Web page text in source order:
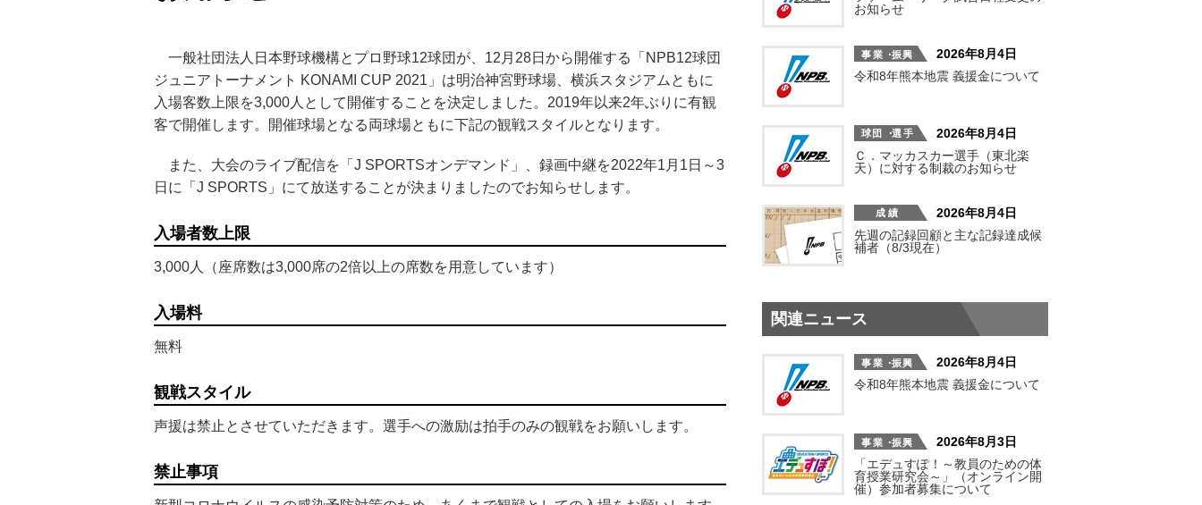
一般社団法人日本野球機構とプロ野球12球団が、12月28日から開催する「NPB12球団
ジュニアトーナメント KONAMI CUP 2021」は明治神宮野球場、横浜スタジアムともに
入場客数上限を3,000人として開催することを決定しました。2019年以来2年ぶりに有観
客で開催します。開催球場となる両球場ともに下記の観戦スタイルとなります。
また、大会のライブ配信を「J SPORTSオンデマンド」、録画中継を2022年1月1日～3
日に「J SPORTS」にて放送することが決まりましたのでお知らせします。
入場者数上限
3,000人（座席数は3,000席の2倍以上の席数を用意しています）
入場料
無料
観戦スタイル
声援は禁止とさせていただきます。選手への激励は拍手のみの観戦をお願いします。
禁止事項
お知らせ
2026年8月4日
令和8年熊本地震 義援金について
2026年8月4日
Ｃ．マッカスカー選手（東北楽
天）に対する制裁のお知らせ
2026年8月4日
先週の記録回顧と主な記録達成候
補者（8/3現在）
関連ニュース
2026年8月4日
令和8年熊本地震 義援金について
2026年8月3日
「エデュすぽ！～教員のための体
育授業研究会～」（オンライン開
催）参加者募集について